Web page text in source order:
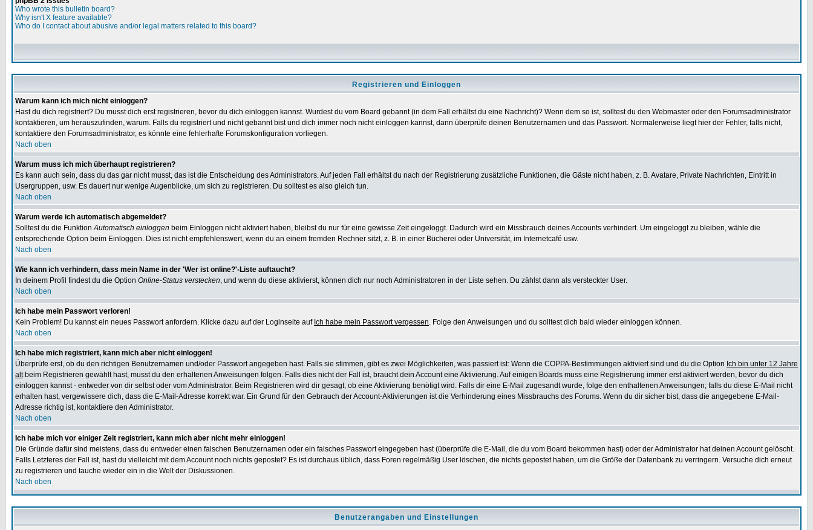
Who wrote this bulletin board?
Why isn't X feature available?
Who do I contact about abusive and/or legal matters related to this board?
Registrieren und Einloggen
Warum kann ich mich nicht einloggen?
Hast du dich registriert? Du musst dich erst registrieren, bevor du dich einloggen kannst. Wurdest du vom Board gebannt (in dem Fall erhältst du eine Nachricht)? Wenn dem so ist, solltest du den Webmaster oder den Forumsadministrator
kontaktieren, um herauszufinden, warum. Falls du registriert und nicht gebannt bist und dich immer noch nicht einloggen kannst, dann überprüfe deinen Benutzernamen und das Passwort. Normalerweise liegt hier der Fehler, falls nicht,
kontaktiere den Forumsadministrator, es könnte eine fehlerhafte Forumskonfiguration vorliegen.
Nach oben
Warum muss ich mich überhaupt registrieren?
Es kann auch sein, dass du das gar nicht musst, das ist die Entscheidung des Administrators. Auf jeden Fall erhältst du nach der Registrierung zusätzliche Funktionen, die Gäste nicht haben, z. B. Avatare, Private Nachrichten, Eintritt in
Usergruppen, usw. Es dauert nur wenige Augenblicke, um sich zu registrieren. Du solltest es also gleich tun.
Nach oben
Warum werde ich automatisch abgemeldet?
Solltest du die FunktionAutomatisch einloggen beim Einloggen nicht aktiviert haben, bleibst du nur für eine gewisse Zeit eingeloggt. Dadurch wird ein Missbrauch deines Accounts verhindert. Um eingeloggt zu bleiben, wähle die
entsprechende Option beim Einloggen. Dies ist nicht empfehlenswert, wenn du an einem fremden Rechner sitzt, z. B. in einer Bücherei oder Universität, im Internetcafé usw.
Nach oben
Wie kann ich verhindern, dass mein Name in der 'Wer ist online?'-Liste auftaucht?
In deinem Profil findest du die Option Online-Status verstecken, und wenn du diese aktivierst, können dich nur noch Administratoren in der Liste sehen. Du zählst dann als versteckter User.
Nach oben
Ich habe mein Passwort verloren!
Kein Problem! Du kannst ein neues Passwort anfordern. Klicke dazu auf der Loginseite auf Ich habe mein Passwort vergessen. Folge den Anweisungen und du solltest dich bald wieder einloggen können.
Nach oben
Ich habe mich registriert, kann mich aber nicht einloggen!
Überprüfe erst, ob du den richtigen Benutzernamen und/oder Passwort angegeben hast. Falls sie stimmen, gibt es zwei Möglichkeiten, was passiert ist: Wenn die COPPA-Bestimmungen aktiviert sind und du die Option Ich bin unter 12 Jahre
altbeim Registrieren gewählt hast, musst du den erhaltenen Anweisungen folgen. Falls dies nicht der Fall ist, braucht dein Account eine Aktivierung. Auf einigen Boards muss eine Registrierung immer erst aktiviert werden, bevor du dich
einloggen kannst - entweder von dir selbst oder vom Administrator. Beim Registrieren wird dir gesagt, ob eine Aktivierung benötigt wird. Falls dir eine E-Mail zugesandt wurde, folge den enthaltenen Anweisungen; falls du diese E-Mail nicht
erhalten hast, vergewissere dich, dass die E-Mail-Adresse korrekt war. Ein Grund für den Gebrauch der Account-Aktivierungen ist die Verhinderung eines Missbrauchs des Forums. Wenn du dir sicher bist, dass die angegebene E-Mail-
Adresse richtig ist, kontaktiere den Administrator.
Nach oben
Ich habe mich vor einiger Zeit registriert, kann mich aber nicht mehr einloggen!
Die Gründe dafür sind meistens, dass du entweder einen falschen Benutzernamen oder ein falsches Passwort eingegeben hast (überprüfe die E-Mail, die du vom Board bekommen hast) oder der Administrator hat deinen Account gelöscht.
Falls Letzteres der Fall ist, hast du vielleicht mit dem Account noch nichts gepostet? Es ist durchaus üblich, dass Foren regelmäßig User löschen, die nichts gepostet haben, um die Größe der Datenbank zu verringern. Versuche dich erneut
zu registrieren und tauche wieder ein in die Welt der Diskussionen.
Nach oben
Benutzerangaben und Einstellungen